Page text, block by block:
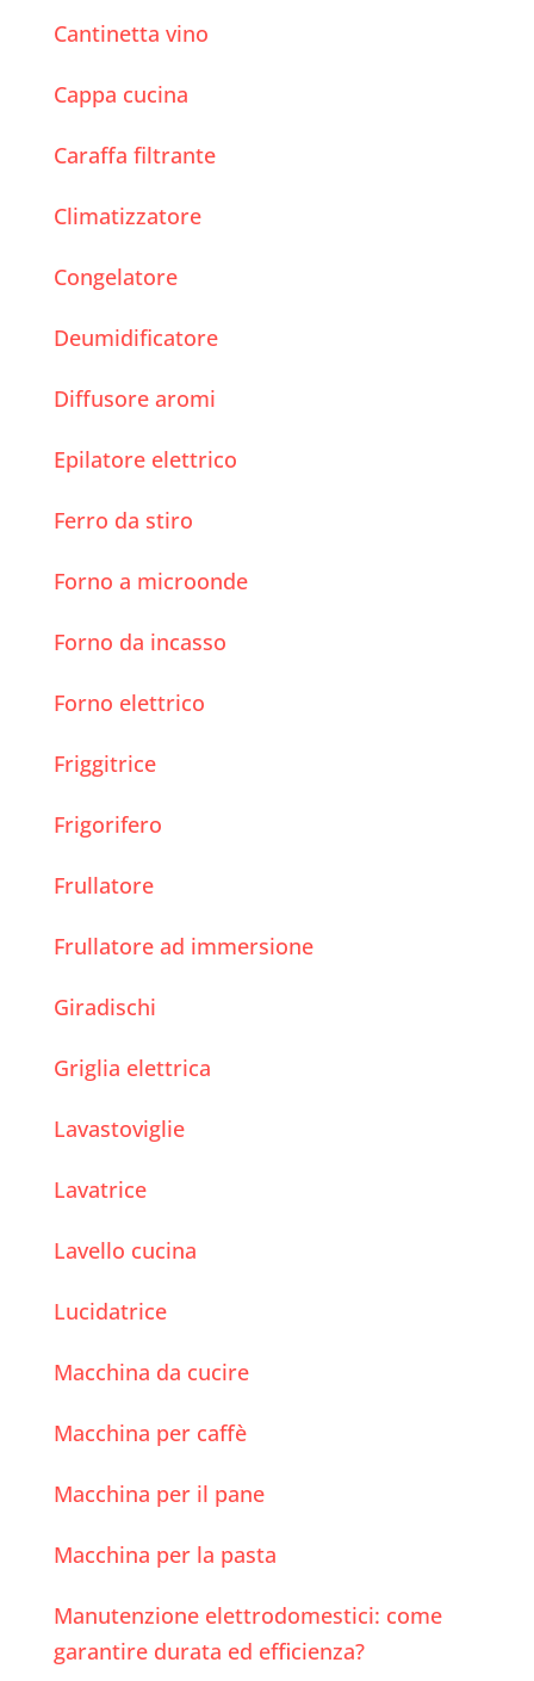
Cantinetta vino
Cappa cucina
Caraffa filtrante
Climatizzatore
Congelatore
Deumidificatore
Diffusore aromi
Epilatore elettrico
Ferro da stiro
Forno a microonde
Forno da incasso
Forno elettrico
Friggitrice
Frigorifero
Frullatore
Frullatore ad immersione
Giradischi
Griglia elettrica
Lavastoviglie
Lavatrice
Lavello cucina
Lucidatrice
Macchina da cucire
Macchina per caffè
Macchina per il pane
Macchina per la pasta
Manutenzione elettrodomestici: come
garantire durata ed efficienza?